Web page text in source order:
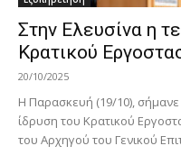
Στην Ελευσίνα η
Κρατικού
20/10/2025
Η Παρασκευή (19/10),
ίδρυση του Κρατικού
του Αρχηγού του Γενικού